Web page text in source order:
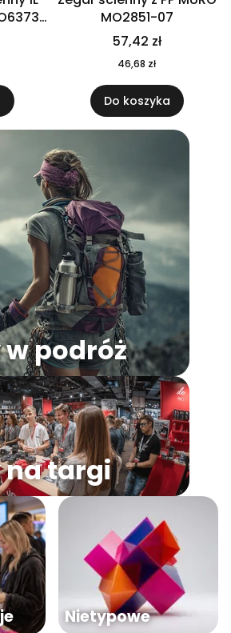
MO2851-07
57,42 zł
46,68 zł
Do koszyka
podróż
na targi
Nietypowe